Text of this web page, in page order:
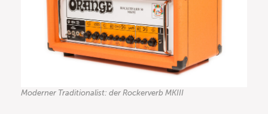
Moderner Traditionalist: der Rockerverb MKIII